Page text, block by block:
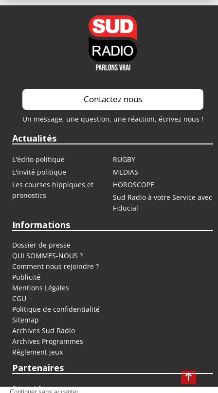
Contactez nous
Un message, une question, une réaction, écrivez nous !
Actualités
L'édito politique
RUGBY
L'invité politique
MEDIAS
Les courses hippiques et
pronostics
HOROSCOPE
Sud Radio à votre Service avec
Fiducial
Informations
Dossier de presse
QUI SOMMES-NOUS ?
Comment nous rejoindre ?
Publicité
Mentions Légales
CGU
Politique de confidentialité
Sitemap
Archives Sud Radio
Archives Programmes
Règlement jeux
Partenaires
fiducial.fr